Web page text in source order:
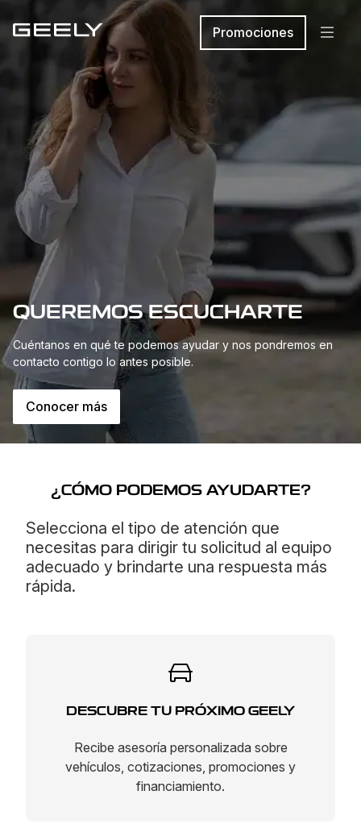
Promociones
QUEREMOS ESCUCHARTE
Cuéntanos en qué te podemos ayudar y nos pondremos en
contacto contigo lo antes posible.
Conocer más
¿CÓMO PODEMOS AYUDARTE?
Selecciona el tipo de atención que
necesitas para dirigir tu solicitud al equipo
adecuado y brindarte una respuesta más
rápida.
DESCUBRE TU PRÓXIMO GEELY
Recibe asesoría personalizada sobre
vehículos, cotizaciones, promociones y
financiamiento.